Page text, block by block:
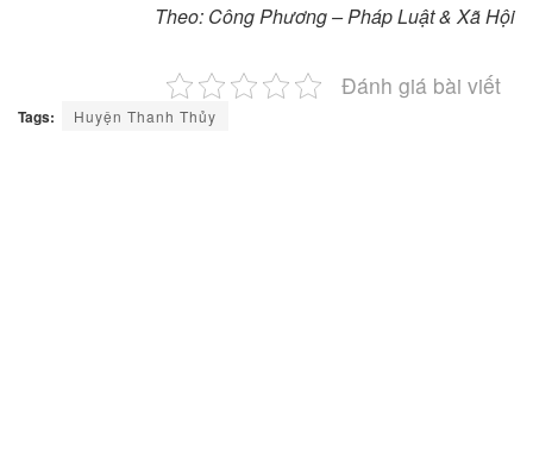
Theo: Công Phương – Pháp Luật & Xã Hội
Đánh giá bài viết
Tags: Huyện Thanh Thủy